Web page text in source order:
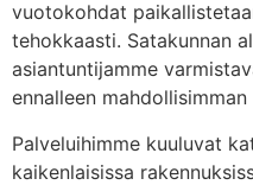
vuotokohdat
tehokkaasti. Satakunnan
asiantuntijamme
ennalleen mahdollisimman
Palveluihimme kuuluvat
kaikenlaisissa